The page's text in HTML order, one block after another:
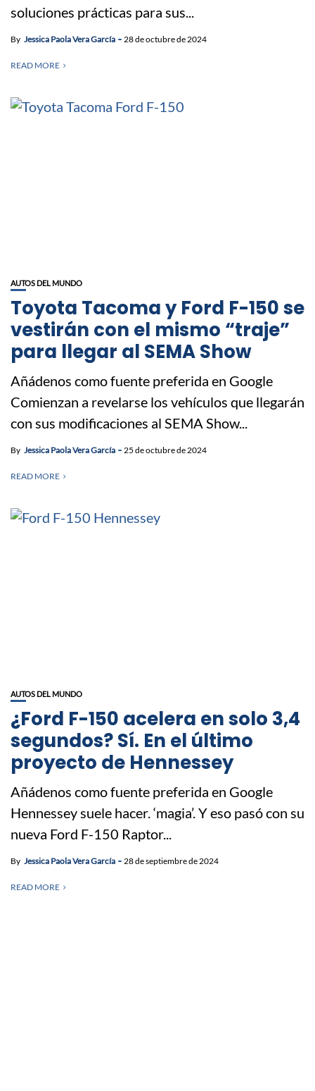
soluciones prácticas para sus...
By Jessica Paola Vera García 28 de octubre de 2024
READ MORE
AUTOS DEL MUNDO
Toyota Tacoma y Ford F-150 se
vestirán con el mismo “traje”
para llegar al SEMA Show
Añádenos como fuente preferida en Google
Comienzan a revelarse los vehículos que llegarán
con sus modificaciones al SEMA Show...
By Jessica Paola Vera García 25 de octubre de 2024
READ MORE
AUTOS DEL MUNDO
¿Ford F-150 acelera en solo 3,4
segundos? Sí. En el último
proyecto de Hennessey
Añádenos como fuente preferida en Google
Hennessey suele hacer. ‘magia’. Y eso pasó con su
nueva Ford F-150 Raptor...
By Jessica Paola Vera García 28 de septiembre de 2024
READ MORE